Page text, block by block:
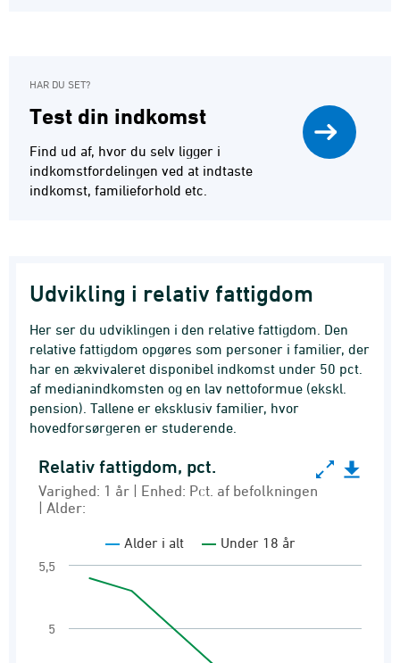
HAR DU SET?
Test din indkomst
Find ud af, hvor du selv ligger i
indkomstfordelingen ved at indtaste
indkomst, familieforhold etc.
Udvikling i relativ fattigdom
Her ser du udviklingen i den relative fattigdom. Den
relative fattigdom opgøres som personer i familier, der
har en ækvivaleret disponibel indkomst under 50 pct.
af medianindkomsten og en lav nettoformue (ekskl.
pension). Tallene er eksklusiv familier, hvor
hovedforsørgeren er studerende.
Relativ fattigdom, pct.
Line chart with 2 lines.
Varighed: 1 år | Enhed: Pct. af befolkningen |
Relativ fattigdom
View as data table, Relativ fattigdom, pct.
The chart has 1 X axis displaying categories.
The chart has 1 Y axis displaying values.
Relativ fattigdom, pct.
Varighed: 1 år | Enhed: Pct. af befolkningen
| Alder:
Alder i alt Under 18 år
5
5,5